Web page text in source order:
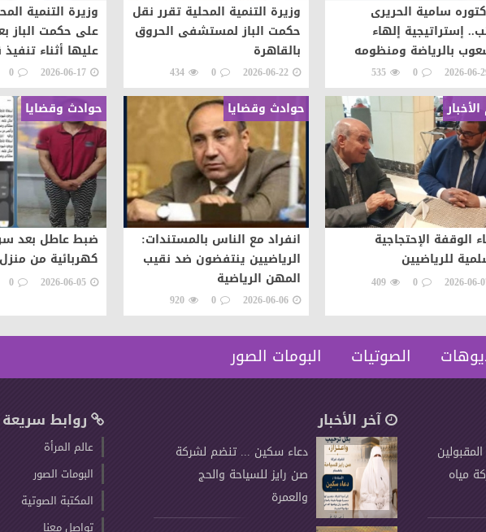
سامية الحريرى
إستراتيجية إلهاء
بالرياضة ومنظومه
لتوجيه طاقات الشعوب
التطور والابداع
2026-06-
0
535
وزيرة التنمية المحلية تقرر نقل
حكمت الباز لمستشفى الحروق
بالقاهرة
2026-06-22
0
434
وزيرة التنمية
على حكمت الباز
عليها أثناء تنفيذ
2026-06-17
0
الوقفة الإحتجاجية
للرياضيين
2026-06-
0
409
حوادث وقضايا
انفراد مع الناس بالمستندات:
الرياضيين ينتفضون ضد نقيب
المهن الرياضية
2026-06-06
0
920
حوادث وقضايا
ضبط عاطل بعد
كهربائية من منزل
2026-06-05
0
الصوتيات البومات الصور
مياه
آخر الأخبار
دعاء سكين ... تنضم لشركة
صن رايز للسياحة والحج
والعمرة
روابط سريعة
عالم المرأة
البومات الصور
المكتبة الصوتية
تواصل معنا